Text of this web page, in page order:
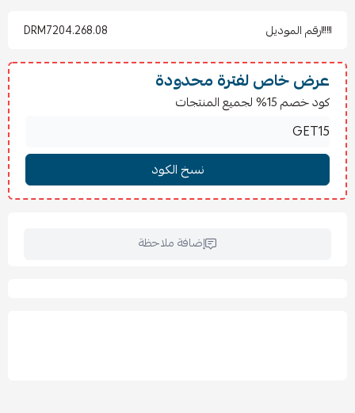
ويمكن تنسيق عدة سجادات بجانب بعضها بسهولة للحصول على
ظاهرة تقريبًا.
📏المقاسات :
مقاس ‎200×300 سم
مقاس كبير مثالي للمساحات الواسعة وغرف المعيشة الكبيرة،
يمنح الأرضية تغطية أنيقة وإحساسًا بالفخامة والدفء.
اللون: أبيض عاجي
✨المميزات:
لون أبيض عاجي هادئ يناسب مختلف الديكورات.
رقم الموديل DRM7204.268.08
عرض خاص لفترة محدودة
كود خصم 15% لجميع المنتجات
إضافة ملاحظة